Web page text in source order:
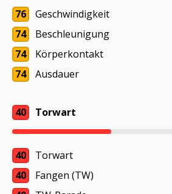
76
Geschwindigkeit
74
Beschleunigung
74
Körperkontakt
74
Ausdauer
40 Torwart
40
Torwart
40
Fangen (TW)